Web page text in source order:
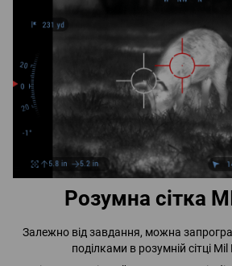
Розумна сітка
Залежно від завдання, можна
поділками в розумній сітці